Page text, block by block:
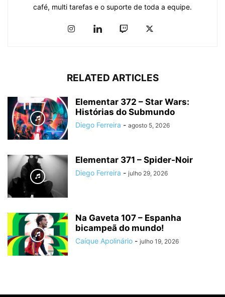
café, multi tarefas e o suporte de toda a equipe.
RELATED ARTICLES
Elementar 372 – Star Wars:
Histórias do Submundo
Diego Ferreira - agosto 5, 2026
Elementar 371 – Spider-Noir
Diego Ferreira - julho 29, 2026
Na Gaveta 107 – Espanha
bicampeã do mundo!
Caíque Apolinário - julho 19, 2026